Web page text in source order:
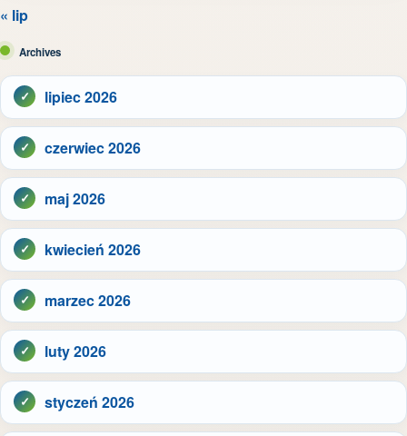
« lip
Archives
lipiec 2026
czerwiec 2026
maj 2026
kwiecień 2026
marzec 2026
luty 2026
styczeń 2026